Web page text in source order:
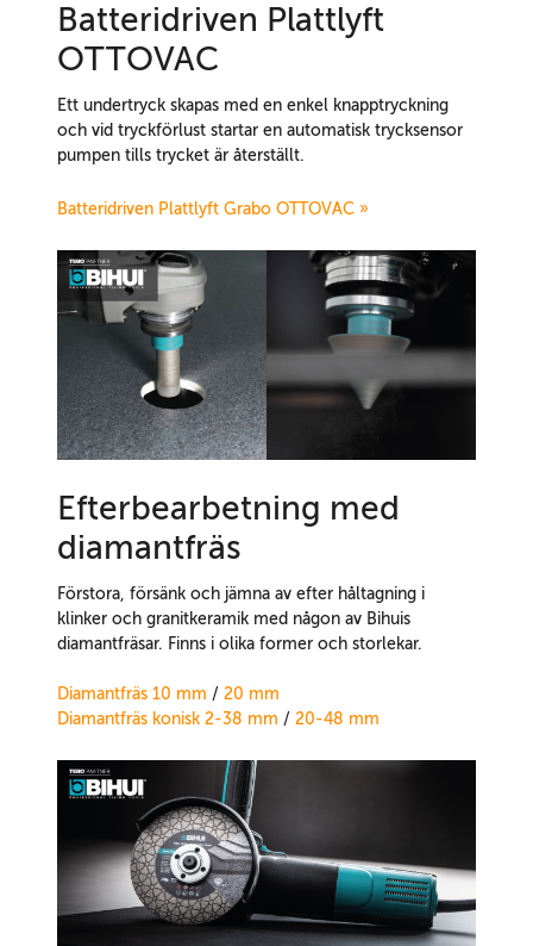
Batteridriven Plattlyft
OTTOVAC
Ett undertryck skapas med en enkel knapptryckning
och vid tryckförlust startar en automatisk trycksensor
pumpen tills trycket är återställt.
Batteridriven Plattlyft Grabo OTTOVAC »
Efterbearbetning med
diamantfräs
Förstora, försänk och jämna av efter håltagning i
klinker och granitkeramik med någon av Bihuis
diamantfräsar. Finns i olika former och storlekar.
Diamantfräs 10 mm / 20 mm
Diamantfräs konisk 2-38 mm / 20-48 mm